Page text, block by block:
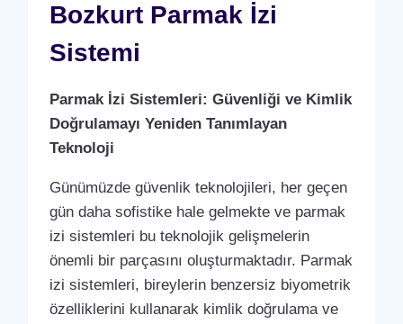
Bozkurt Parmak İzi
Sistemi
Parmak İzi Sistemleri: Güvenliği ve Kimlik
Doğrulamayı Yeniden Tanımlayan
Teknoloji
Günümüzde güvenlik teknolojileri, her geçen
gün daha sofistike hale gelmekte ve parmak
izi sistemleri bu teknolojik gelişmelerin
önemli bir parçasını oluşturmaktadır. Parmak
izi sistemleri, bireylerin benzersiz biyometrik
özelliklerini kullanarak kimlik doğrulama ve